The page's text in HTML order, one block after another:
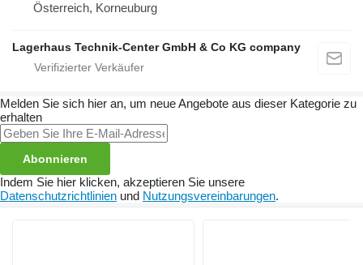
Österreich, Korneuburg
Lagerhaus Technik-Center GmbH & Co KG company
Melden Sie sich hier an, um neue Angebote aus dieser Kategorie zu
erhalten
Abonnieren
Indem Sie hier klicken, akzeptieren Sie unsere
Datenschutzrichtlinien und Nutzungsvereinbarungen.